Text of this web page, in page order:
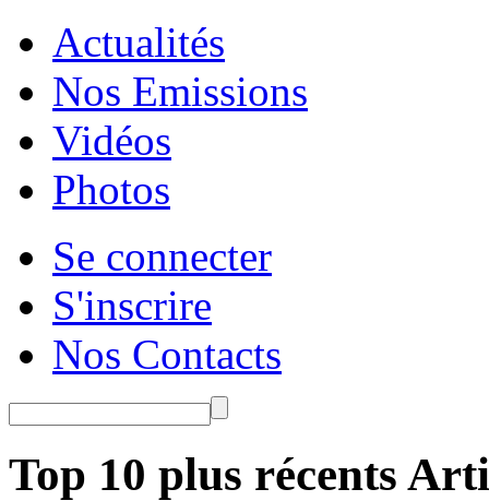
Actualités
Nos Emissions
Vidéos
Photos
Se connecter
S'inscrire
Nos Contacts
Top 10 plus récents